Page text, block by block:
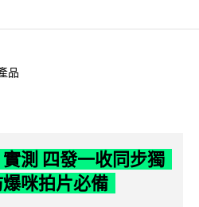
品
測 四發一收同步獨
咪拍片必備